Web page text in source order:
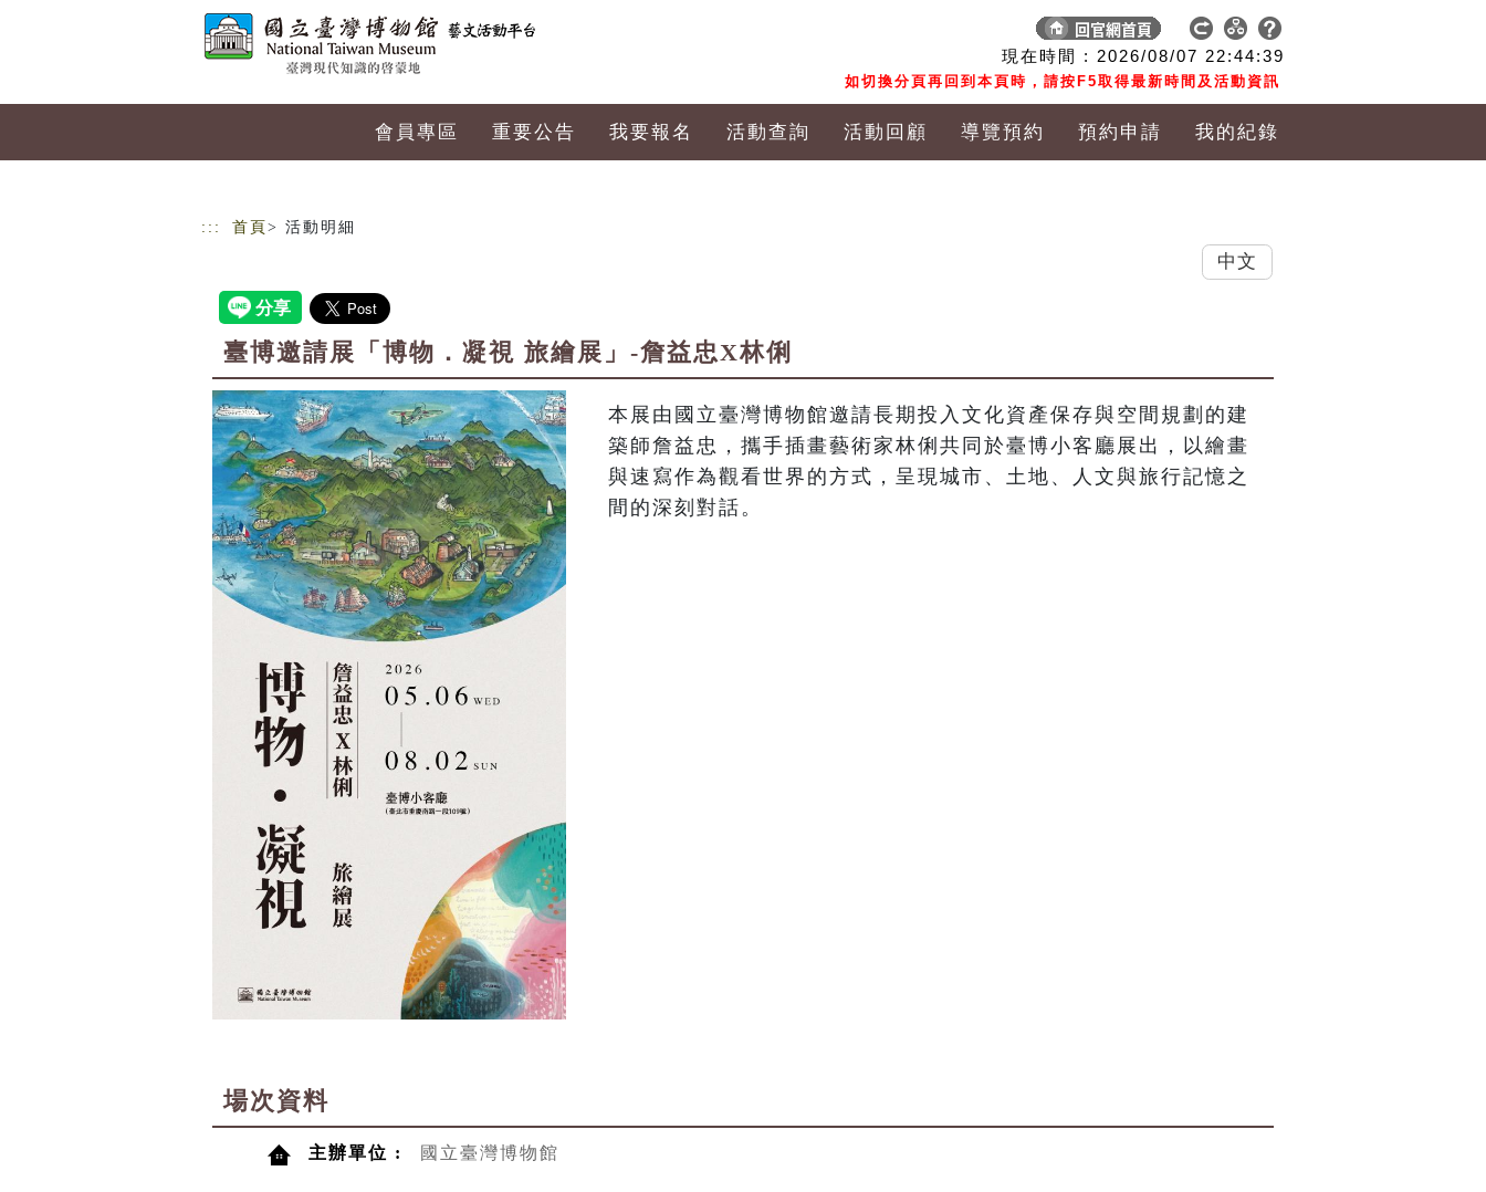
現在時間 : 2026/08/07 22:44:39
如切換分頁再回到本頁時，請按F5取得最新時間及活動資訊
會員專區 重要公告 我要報名 活動查詢 活動回顧 導覽預約 預約申請 我的紀錄
::: 首頁 > 活動明細
臺博邀請展「博物．凝視 旅繪展」-詹益忠X林俐
本展由國立臺灣博物館邀請長期投入文化資產保存與空間規劃的建
築師詹益忠，攜手插畫藝術家林俐共同於臺博小客廳展出，以繪畫
與速寫作為觀看世界的方式，呈現城市、土地、人文與旅行記憶之
間的深刻對話。
場次資料
主辦單位 : 國立臺灣博物館